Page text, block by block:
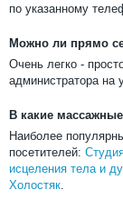
по указанному
Можно ли прямо
Очень легко -
администратора на
В какие
Наиболее
посетителей:
исцеления тела и
Холостяк